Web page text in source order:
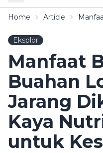
Home Article
Eksplor
Manfaat
Buahan
Jarang
Kaya
untuk